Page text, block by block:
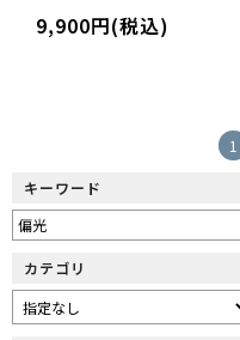
9,900円(税込)
1
キーワード
カテゴリ